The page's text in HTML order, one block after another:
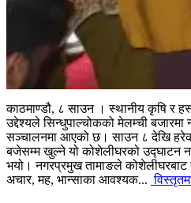
काठमाण्डौ, ८ साउन । स्थानीय कृषि र
उद्देश्यले सिन्धुपाल्चोकको मेलम्ची
सञ्चालनमा आएको छ। साउन ८ देखि हरेक
बजेसम्म खुल्ने यो कोशेलीघरको उद्घाटन
भयो। नगरप्रमुख तामाङले
अचार, मह, भान्साका आवश्यक...